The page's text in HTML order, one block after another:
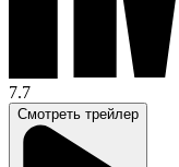
7.7
Смотреть трейлер